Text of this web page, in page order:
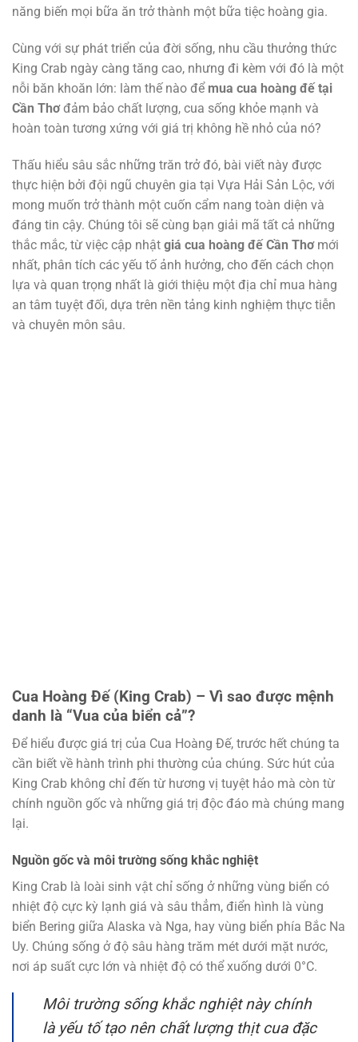
năng biến mọi bữa ăn trở thành một bữa tiệc hoàng gia.
Cùng với sự phát triển của đời sống, nhu cầu thưởng thức
King Crab ngày càng tăng cao, nhưng đi kèm với đó là một
nỗi băn khoăn lớn: làm thế nào để mua cua hoàng đế tại
Cần Thơđảm bảo chất lượng, cua sống khỏe mạnh và
hoàn toàn tương xứng với giá trị không hề nhỏ của nó?
Thấu hiểu sâu sắc những trăn trở đó, bài viết này được
thực hiện bởi đội ngũ chuyên gia tại Vựa Hải Sản Lộc, với
mong muốn trở thành một cuốn cẩm nang toàn diện và
đáng tin cậy. Chúng tôi sẽ cùng bạn giải mã tất cả những
thắc mắc, từ việc cập nhật giá cua hoàng đế Cần Thơmới
nhất, phân tích các yếu tố ảnh hưởng, cho đến cách chọn
lựa và quan trọng nhất là giới thiệu một địa chỉ mua hàng
an tâm tuyệt đối, dựa trên nền tảng kinh nghiệm thực tiễn
và chuyên môn sâu.
Cua Hoàng Đế (King Crab) – Vì sao được mệnh
danh là “Vua của biển cả”?
Để hiểu được giá trị của Cua Hoàng Đế, trước hết chúng ta
cần biết về hành trình phi thường của chúng. Sức hút của
King Crab không chỉ đến từ hương vị tuyệt hảo mà còn từ
chính nguồn gốc và những giá trị độc đáo mà chúng mang
lại.
Nguồn gốc và môi trường sống khắc nghiệt
King Crab là loài sinh vật chỉ sống ở những vùng biển có
nhiệt độ cực kỳ lạnh giá và sâu thẳm, điển hình là vùng
biển Bering giữa Alaska và Nga, hay vùng biển phía Bắc Na
Uy. Chúng sống ở độ sâu hàng trăm mét dưới mặt nước,
nơi áp suất cực lớn và nhiệt độ có thể xuống dưới 0°C.
Môi trường sống khắc nghiệt này chính
là yếu tố tạo nên chất lượng thịt cua đặc